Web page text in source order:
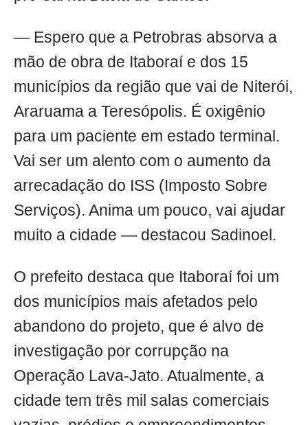
— Espero que a Petrobras absorva a
mão de obra de Itaboraí e dos 15
municípios da região que vai de Niterói,
Araruama a Teresópolis. É oxigênio
para um paciente em estado terminal.
Vai ser um alento com o aumento da
arrecadação do ISS (Imposto Sobre
Serviços). Anima um pouco, vai ajudar
muito a cidade — destacou Sadinoel.
O prefeito destaca que Itaboraí foi um
dos municípios mais afetados pelo
abandono do projeto, que é alvo de
investigação por corrupção na
Operação Lava-Jato. Atualmente, a
cidade tem três mil salas comerciais